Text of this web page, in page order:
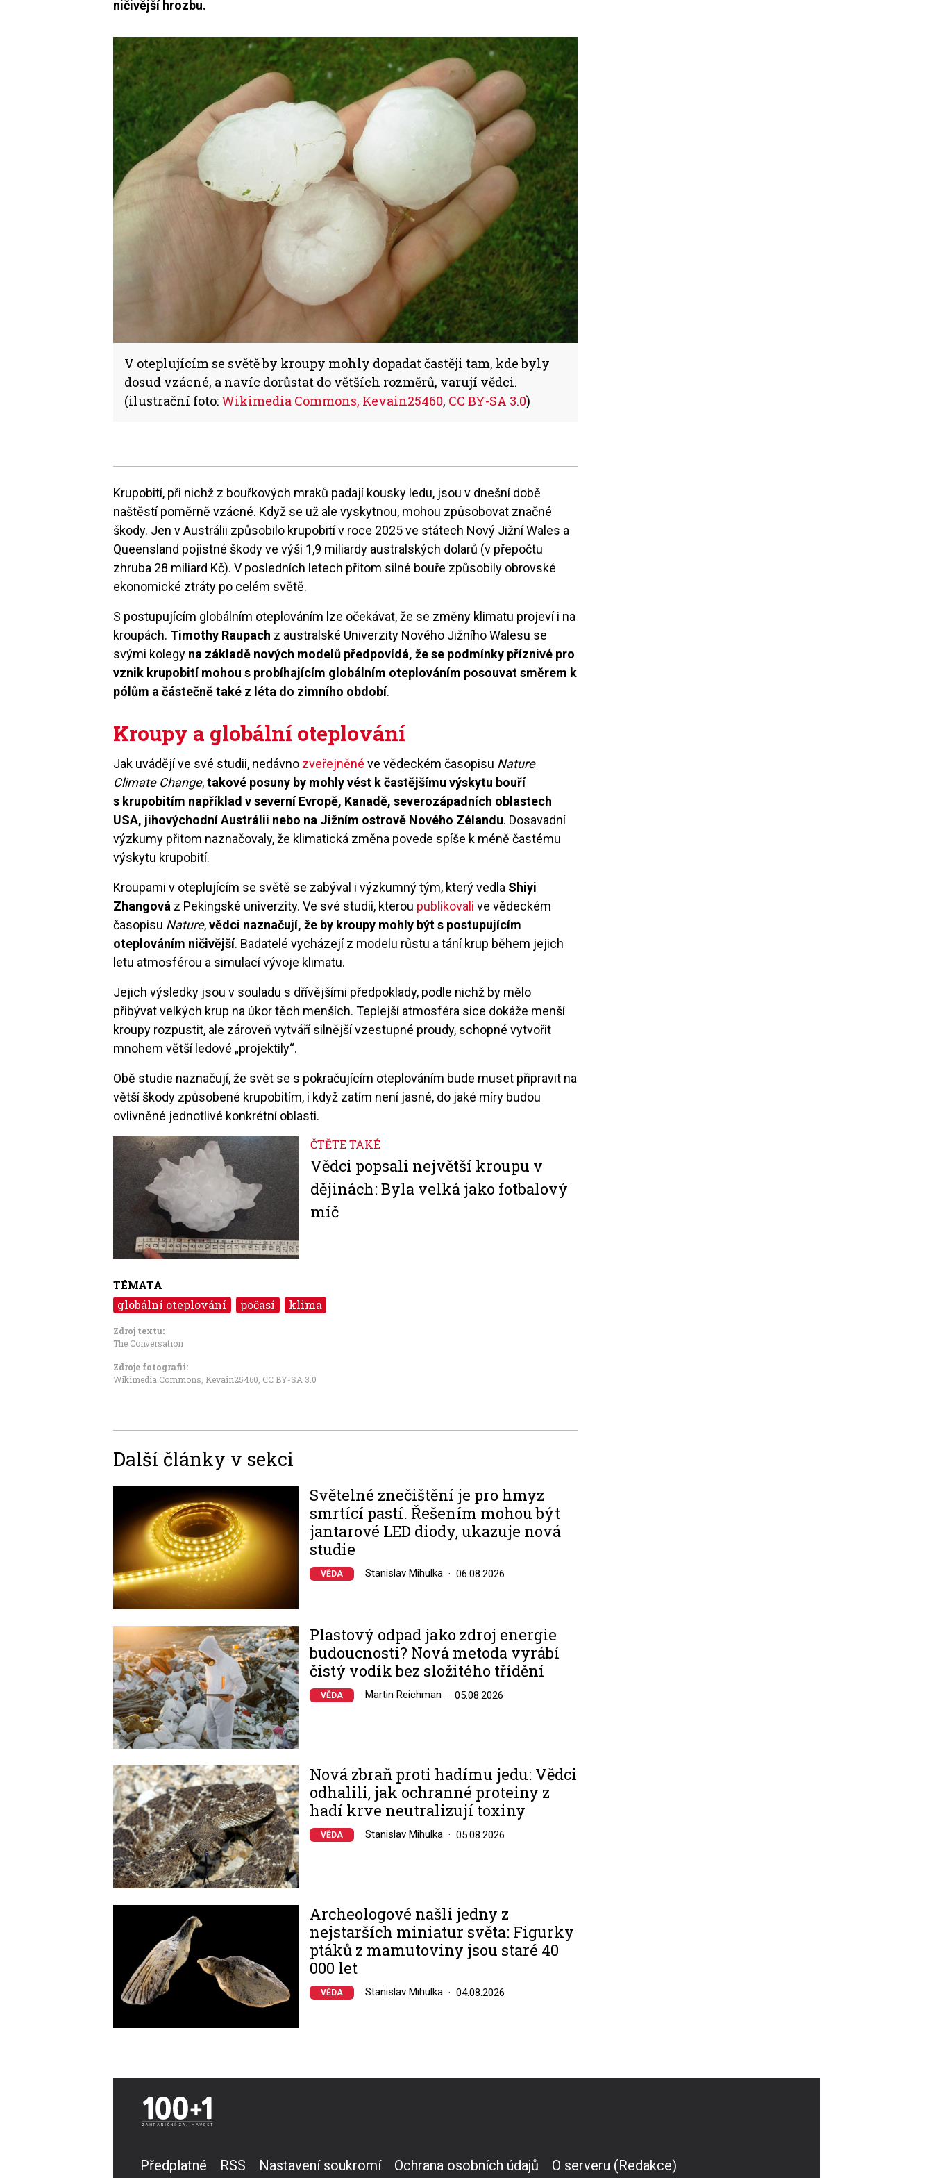
ničivější hrozbu.
V oteplujícím se světě by kroupy mohly dopadat častěji tam, kde byly
dosud vzácné, a navíc dorůstat do větších rozměrů, varují vědci.
(ilustrační foto: Wikimedia Commons, Kevain25460, CC BY-SA 3.0)
Krupobití, při nichž z bouřkových mraků padají kousky ledu, jsou v dnešní době
naštěstí poměrně vzácné. Když se už ale vyskytnou, mohou způsobovat značné
škody. Jen v Austrálii způsobilo krupobití v roce 2025 ve státech Nový Jižní Wales a
Queensland pojistné škody ve výši 1,9 miliardy australských dolarů (v přepočtu
zhruba 28 miliard Kč). V posledních letech přitom silné bouře způsobily obrovské
ekonomické ztráty po celém světě.
S postupujícím globálním oteplováním lze očekávat, že se změny klimatu projeví i na
kroupách. Timothy Raupach z australské Univerzity Nového Jižního Walesu se
svými kolegy na základě nových modelů předpovídá, že se podmínky příznivé pro
vznik krupobití mohou s probíhajícím globálním oteplováním posouvat směrem k
pólům a částečně také z léta do zimního období.
Kroupy a globální oteplování
Jak uvádějí ve své studii, nedávno zveřejněné ve vědeckém časopisu Nature
Climate Change,takové posuny by mohly vést k častějšímu výskytu bouří
s krupobitím například v severní Evropě, Kanadě, severozápadních oblastech
USA, jihovýchodní Austrálii nebo na Jižním ostrově Nového Zélandu. Dosavadní
výzkumy přitom naznačovaly, že klimatická změna povede spíše k méně častému
výskytu krupobití.
Kroupami v oteplujícím se světě se zabýval i výzkumný tým, který vedla Shiyi
Zhangová z Pekingské univerzity. Ve své studii, kterou publikovali ve vědeckém
časopisu Nature,vědci naznačují, že by kroupy mohly být s postupujícím
oteplováním ničivější. Badatelé vycházejí z modelu růstu a tání krup během jejich
letu atmosférou a simulací vývoje klimatu.
Jejich výsledky jsou v souladu s dřívějšími předpoklady, podle nichž by mělo
přibývat velkých krup na úkor těch menších. Teplejší atmosféra sice dokáže menší
kroupy rozpustit, ale zároveň vytváří silnější vzestupné proudy, schopné vytvořit
mnohem větší ledové „projektily“.
Obě studie naznačují, že svět se s pokračujícím oteplováním bude muset připravit na
větší škody způsobené krupobitím, i když zatím není jasné, do jaké míry budou
ovlivněné jednotlivé konkrétní oblasti.
Image ČTĚTE TAKÉ
Vědci popsali největší kroupu v
dějinách: Byla velká jako fotbalový
míč
TÉMATA
globální oteplování počasí klima
Zdroj textu:
The Conversation
Zdroje fotografii:
Wikimedia Commons, Kevain25460 CC BY-SA 3.0
Další články v sekci
Světelné znečištění je pro hmyz
smrtící pastí. Řešením mohou být
jantarové LED diody, ukazuje nová
studie
VĚDA Stanislav Mihulka 06.08.2026
Image
Plastový odpad jako zdroj energie
budoucnosti? Nová metoda vyrábí
čistý vodík bez složitého třídění
VĚDA Martin Reichman 05.08.2026
Image
Nová zbraň proti hadímu jedu: Vědci
odhalili, jak ochranné proteiny z
hadí krve neutralizují toxiny
VĚDA Stanislav Mihulka 05.08.2026
Archeologové našli jedny z
nejstarších miniatur světa: Figurky
ptáků z mamutoviny jsou staré 40
000 let
VĚDA Stanislav Mihulka 04.08.2026
Předplatné RSS Nastavení soukromí Ochrana osobních údajů O serveru (Redakce)